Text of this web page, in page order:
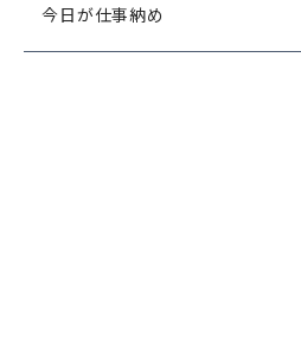
今日が仕事納め